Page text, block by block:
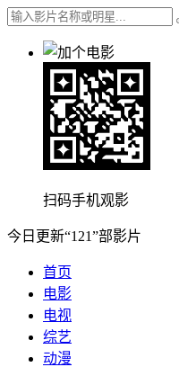
扫码手机观影
今日更新“121”部影片
首页
电影
电视
综艺
动漫